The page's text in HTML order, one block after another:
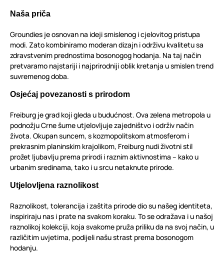
Naša priča
Groundies je osnovan na ideji smislenog i cjelovitog pristupa
modi. Zato kombiniramo moderan dizajn i održivu kvalitetu sa
zdravstvenim prednostima bosonogog hodanja. Na taj način
pretvaramo najstariji i najprirodniji oblik kretanja u smislen trend
suvremenog doba.
Osjećaj povezanosti s prirodom
Freiburg je grad koji gleda u budućnost. Ova zelena metropola u
podnožju Crne šume utjelovljuje zajedništvo i održiv način
života. Okupan suncem, s kozmopolitskom atmosferom i
prekrasnim planinskim krajolikom, Freiburg nudi životni stil
prožet ljubavlju prema prirodi i raznim aktivnostima – kako u
urbanim sredinama, tako i u srcu netaknute prirode.
Utjelovljena raznolikost
Raznolikost, tolerancija i zaštita prirode dio su našeg identiteta,
inspiriraju nas i prate na svakom koraku. To se odražava i u našoj
raznolikoj kolekciji, koja svakome pruža priliku da na svoj način, u
različitim uvjetima, podijeli našu strast prema bosonogom
hodanju.